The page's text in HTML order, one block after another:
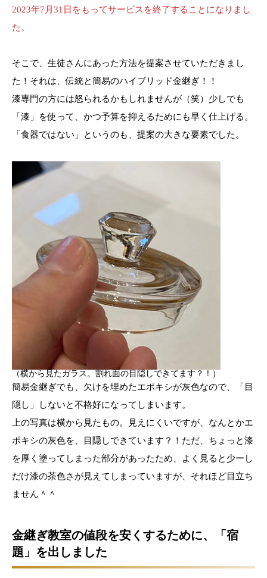
2023年7月31日をもってサービスを終了することになりまし
た。
そこで、生徒さんにあった方法を提案させていただきまし
た！それは、伝統と簡易のハイブリッド金継ぎ！！
漆専門の方には怒られるかもしれませんが（笑）少しでも
「漆」を使って、かつ予算を抑えるためにも早く仕上げる。
「食器ではない」というのも、提案の大きな要素でした。
（横から見たガラス。割れ面の目隠しできてます？！）
簡易金継ぎでも、欠けを埋めたエポキシが灰色なので、「目
隠し」しないと不格好になってしまいます。
上の写真は横から見たもの。見えにくいですが、なんとかエ
ポキシの灰色を、目隠しできています？！ただ、ちょっと漆
を厚く塗ってしまった部分があったため、よく見ると少ーし
だけ漆の茶色さが見えてしまっていますが、それほど目立ち
ません＾＾
金継ぎ教室の値段を安くするために、「宿
題」を出しました